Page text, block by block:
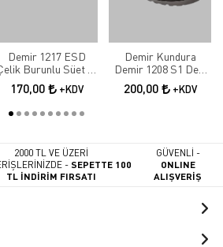
Demir 1217 ESD
Burunlu Süet İş
Ayakkabı
170,00 +KDV
Demir Kundura
Demir 1208 S1 Deri
Çelik Burunlu Delikli
Sandalet Model Iş
200,00 +KDV
2000 TL VE ÜZERİ
-SEPETTE 100
TL İNDİRİM FIRSATI
GÜVENLİ -
ONLINE
ALIŞVERİŞ